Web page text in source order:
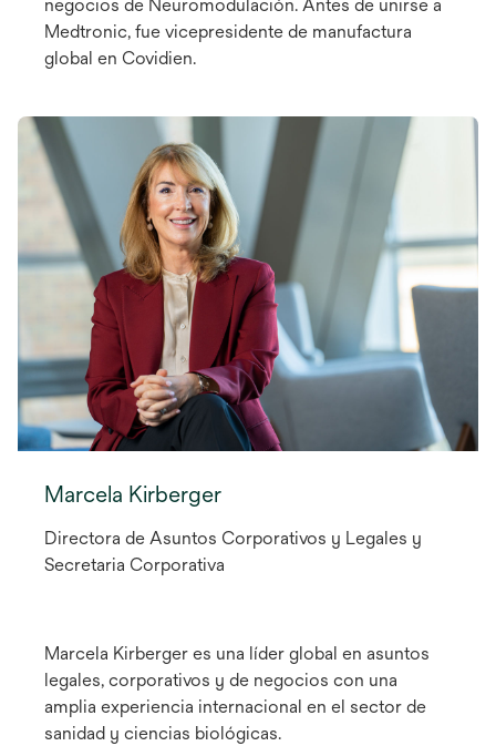
negocios de Neuromodulación. Antes de unirse a
Medtronic, fue vicepresidente de manufactura
global en Covidien.
Marcela Kirberger
Directora de Asuntos Corporativos y Legales y
Secretaria Corporativa
Marcela Kirberger es una líder global en asuntos
legales, corporativos y de negocios con una
amplia experiencia internacional en el sector de
sanidad y ciencias biológicas.